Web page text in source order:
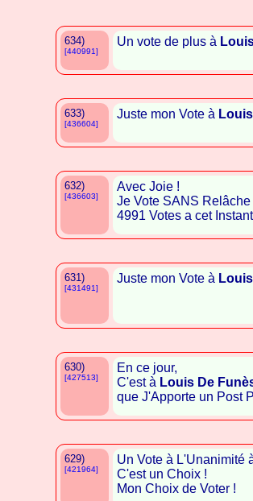
634)
[440991]
Un vote de plus à
633)
[436604]
Juste mon Vote à
632)
[436603]
Avec Joie !
Je Vote SANS
4991 Votes a cet
631)
[431491]
Juste mon Vote à
630)
[427513]
En ce jour,
C'est à Louis De
que J'Apporte un Post
629)
[421964]
Un Vote à L'Unanimité
C'est un Choix !
Mon Choix de Voter !